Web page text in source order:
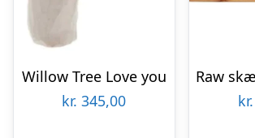
Willow Tree Love you
kr. 345,00
kr.